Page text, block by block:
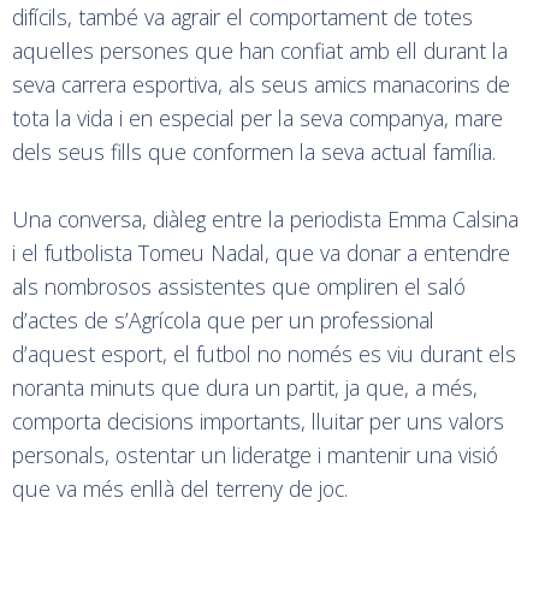
difícils, també va agrair el comportament de totes
aquelles persones que han confiat amb ell durant la
seva carrera esportiva, als seus amics manacorins de
tota la vida i en especial per la seva companya, mare
dels seus fills que conformen la seva actual família.
Una conversa, diàleg entre la periodista Emma Calsina
i el futbolista Tomeu Nadal, que va donar a entendre
als nombrosos assistentes que ompliren el saló
d’actes de s’Agrícola que per un professional
d’aquest esport, el futbol no només es viu durant els
noranta minuts que dura un partit, ja que, a més,
comporta decisions importants, lluitar per uns valors
personals, ostentar un lideratge i mantenir una visió
que va més enllà del terreny de joc.